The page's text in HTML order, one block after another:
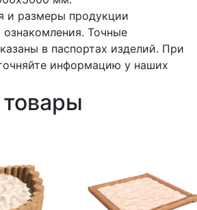
и размеры продукции
ознакомления. Точные
в паспортах изделий. При
информацию у наших